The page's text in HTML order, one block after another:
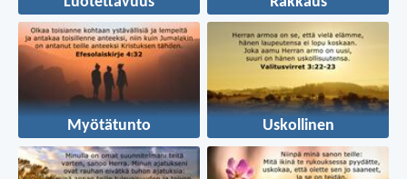
Myötätunto Uskollinen